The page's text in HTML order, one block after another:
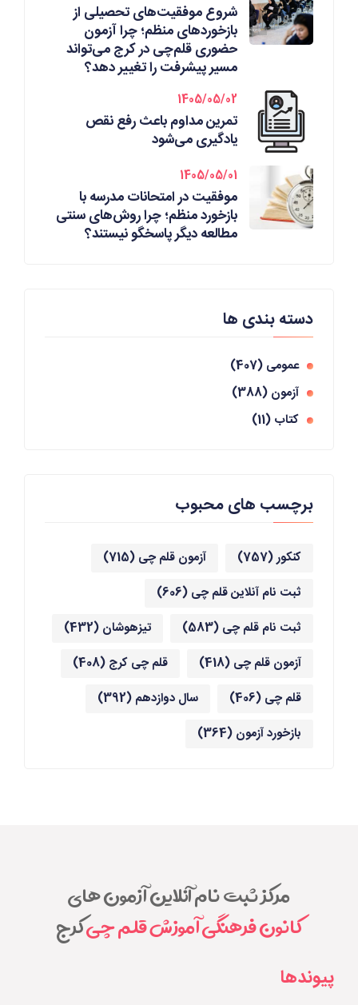
شروع موفقیت‌های تحصیلی از
بازخوردهای منظم؛ چرا آزمون
حضوری قلم‌چی در کرج می‌تواند
مسیر پیشرفت را تغییر دهد؟
1405/05/02
تمرین مداوم باعث رفع نقص
یادگیری می‌شود
1405/05/01
موفقیت در امتحانات مدرسه با
بازخورد منظم؛ چرا روش‌های سنتی
مطالعه دیگر پاسخگو نیستند؟
دسته بندی ها
عمومی(407)
آزمون(388)
کتاب(11)
برچسب های محبوب
کنکور(757) آزمون قلم چی (715)
ثبت نام آنلاین قلم چی (606)
ثبت نام قلم چی (583) تیزهوشان(432)
آزمون قلم چی (418) قلم چی کرج (408)
قلم چی (406) سال دوازدهم(392)
بازخورد آزمون(364)
مرکز ثبت نام آنلاین آزمون های
کانون فرهنگی آموزش قلم چیکرج
پیوندها